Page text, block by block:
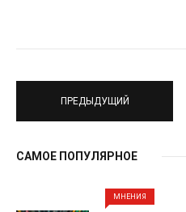
ПРЕДЫДУЩИЙ
САМОЕ ПОПУЛЯРНОЕ
МНЕНИЯ